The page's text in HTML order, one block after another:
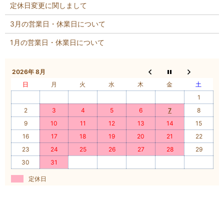
定休日変更に関しまして
3月の営業日・休業日について
1月の営業日・休業日について
2026年 8月
日
月 火 水 木 金
土
1
2
3 4 5 6 7
8
9
10 11 12 13 14
15
16
17 18 19 20 21
22
23
24 25 26 27 28
29
30
31
定休日